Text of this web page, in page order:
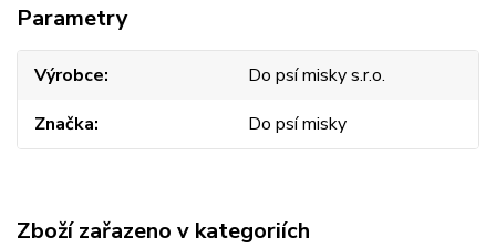
Parametry
Výrobce
Do psí misky s.r.o.
Značka
Do psí misky
Zboží zařazeno v kategoriích